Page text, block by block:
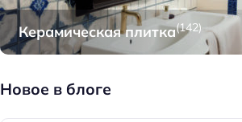
Керамическая плитка(142)
Новое в блоге